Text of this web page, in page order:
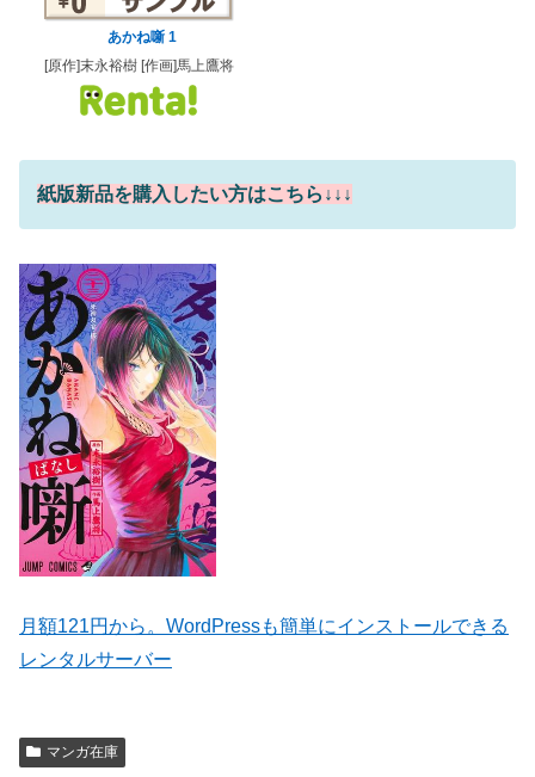
あかね噺 1
[原作]末永裕樹 [作画]馬上鷹将
紙版新品を購入したい方はこちら↓↓↓
月額121円から。WordPressも簡単にインストールできる
レンタルサーバー
マンガ在庫